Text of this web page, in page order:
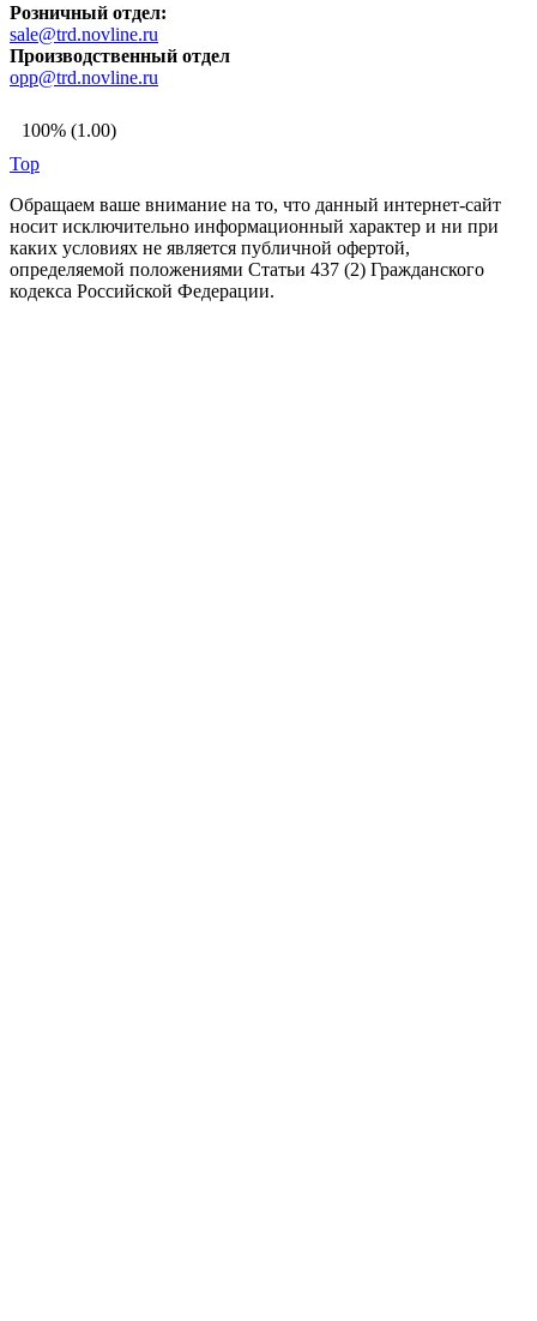
Розничный отдел:
sale@trd.novline.ru
Производственный отдел
opp@trd.novline.ru
100% (1.00)
Top
Обращаем ваше внимание на то, что данный интернет-сайт
носит исключительно информационный характер и ни при
каких условиях не является публичной офертой,
определяемой положениями Статьи 437 (2) Гражданского
кодекса Российской Федерации.